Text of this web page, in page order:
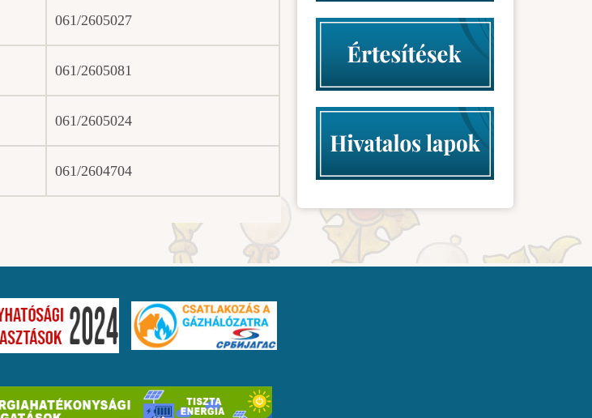
061/2605027
061/2605081
061/2605024
061/2604704